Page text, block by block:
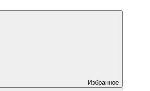
Избранное